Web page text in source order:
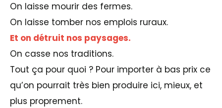
On laisse mourir des fermes.
On laisse tomber nos emplois ruraux.
Et on détruit nos paysages.
On casse nos traditions.
Tout ça pour quoi ? Pour importer à bas prix ce
qu’on pourrait très bien produire ici, mieux, et
plus proprement.